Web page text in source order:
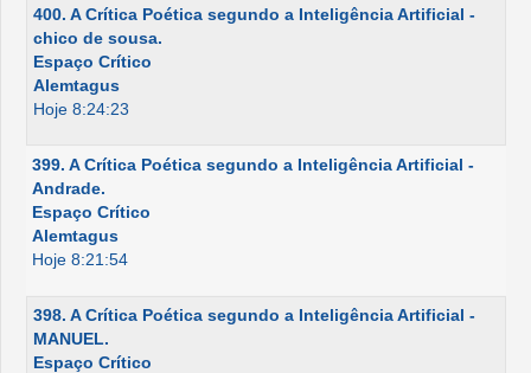
400. A Crítica Poética segundo a Inteligência Artificial -
chico de sousa.
Espaço Crítico
Alemtagus
Hoje 8:24:23
399. A Crítica Poética segundo a Inteligência Artificial -
Andrade.
Espaço Crítico
Alemtagus
Hoje 8:21:54
398. A Crítica Poética segundo a Inteligência Artificial -
MANUEL.
Espaço Crítico